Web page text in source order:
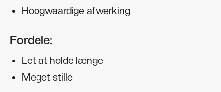
Hoogwaardige afwerking
Fordele:
Let at holde længe
Meget stille